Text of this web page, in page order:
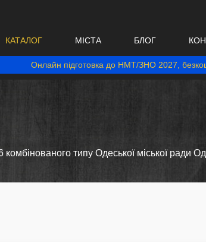
КАТАЛОГ МІСТА БЛОГ
Онлайн підготовка до НМТ/ЗНО 2027,
типу Одеської міської ради